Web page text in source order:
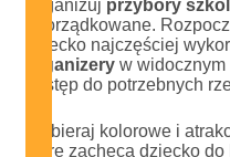
Organizuj przybory
uporządkowane.
dziecko najczęściej
organizery w
dostęp do potrzebnych
Wybieraj kolorowe i
które zachęcą dziecko